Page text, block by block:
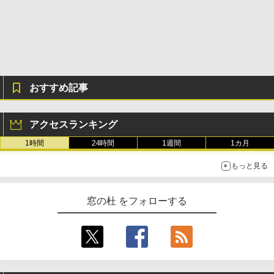
おすすめ記事
アクセスランキング
1時間 24時間 1週間 1カ月
もっと見る
窓の杜 をフォローする